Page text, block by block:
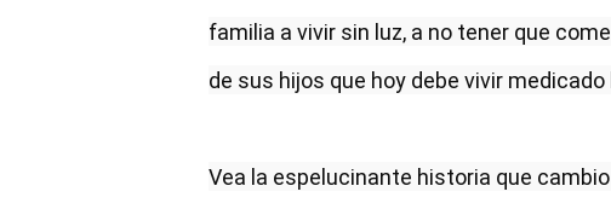
familia a vivir sin luz, a no tener que
de sus hijos que hoy debe vivir medicado
Vea la espelucinante historia que